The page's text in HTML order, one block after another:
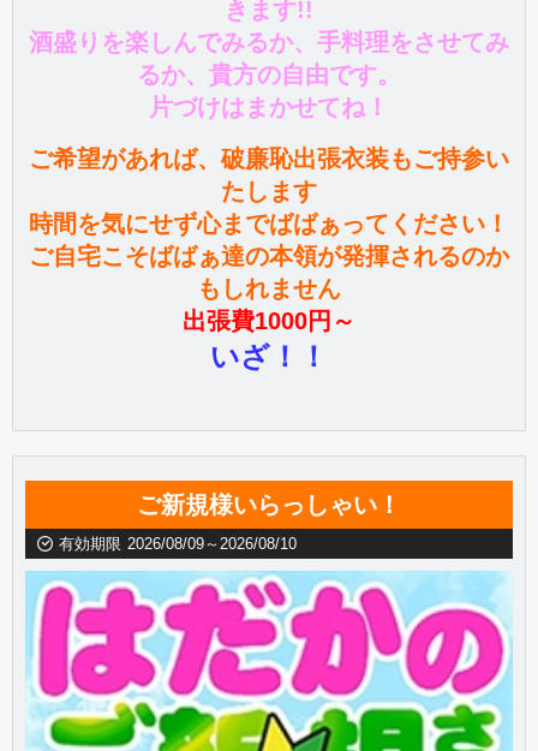
きます!!
酒盛りを楽しんでみるか、手料理をさせてみ
るか、貴方の自由です。
片づけはまかせてね！
ご希望があれば、破廉恥出張衣装もご持参い
たします
時間を気にせず心までばばぁってください！
ご自宅こそばばぁ達の本領が発揮されるのか
もしれません
出張費1000円～
いざ！！
ご新規様いらっしゃい！
有効期限 2026/08/09～2026/08/10